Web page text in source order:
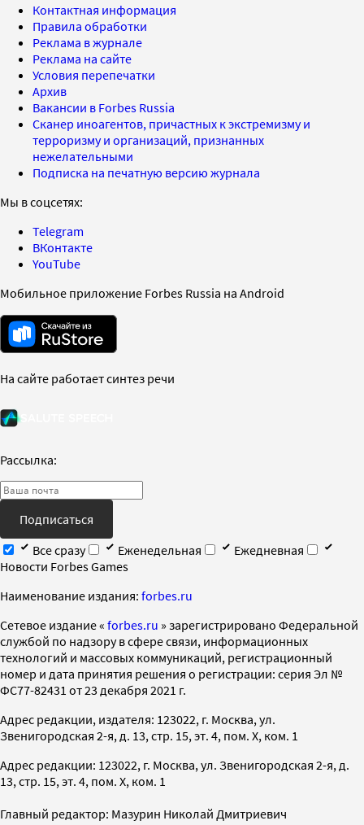
Контактная информация
Правила обработки
Реклама в журнале
Реклама на сайте
Условия перепечатки
Архив
Вакансии в Forbes Russia
Сканер иноагентов, причастных к экстремизму и
терроризму и организаций, признанных
нежелательными
Подписка на печатную версию журнала
Мы в соцсетях:
Telegram
ВКонтакте
YouTube
Мобильное приложение Forbes Russia на Android
На сайте работает синтез речи
Рассылка:
Подписаться
Все сразу
Еженедельная
Ежедневная
Новости Forbes Games
Наименование издания: forbes.ru
Cетевое издание « forbes.ru » зарегистрировано Федеральной
службой по надзору в сфере связи, информационных
технологий и массовых коммуникаций, регистрационный
номер и дата принятия решения о регистрации: серия Эл №
ФС77-82431 от 23 декабря 2021 г.
Адрес редакции, издателя: 123022, г. Москва, ул.
Звенигородская 2-я, д. 13, стр. 15, эт. 4, пом. X, ком. 1
Адрес редакции: 123022, г. Москва, ул. Звенигородская 2-я, д.
13, стр. 15, эт. 4, пом. X, ком. 1
Главный редактор: Мазурин Николай Дмитриевич